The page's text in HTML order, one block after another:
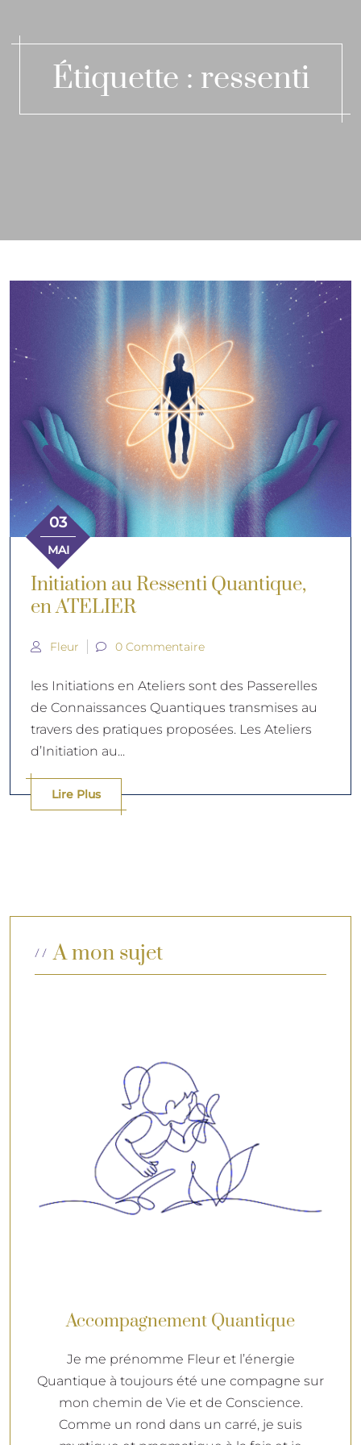
Étiquette : ressenti
03
MAI
Initiation au Ressenti Quantique,
en ATELIER
Fleur 0 Commentaire
les Initiations en Ateliers sont des Passerelles
de Connaissances Quantiques transmises au
travers des pratiques proposées. Les Ateliers
d’Initiation au...
Lire Plus
A mon sujet
Accompagnement Quantique
Je me prénomme Fleur et l’énergie
Quantique à toujours été une compagne sur
mon chemin de Vie et de Conscience.
Comme un rond dans un carré, je suis